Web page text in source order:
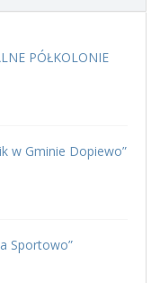
PÓŁKOLONIE
w Gminie Dopiewo”
Sportowo”